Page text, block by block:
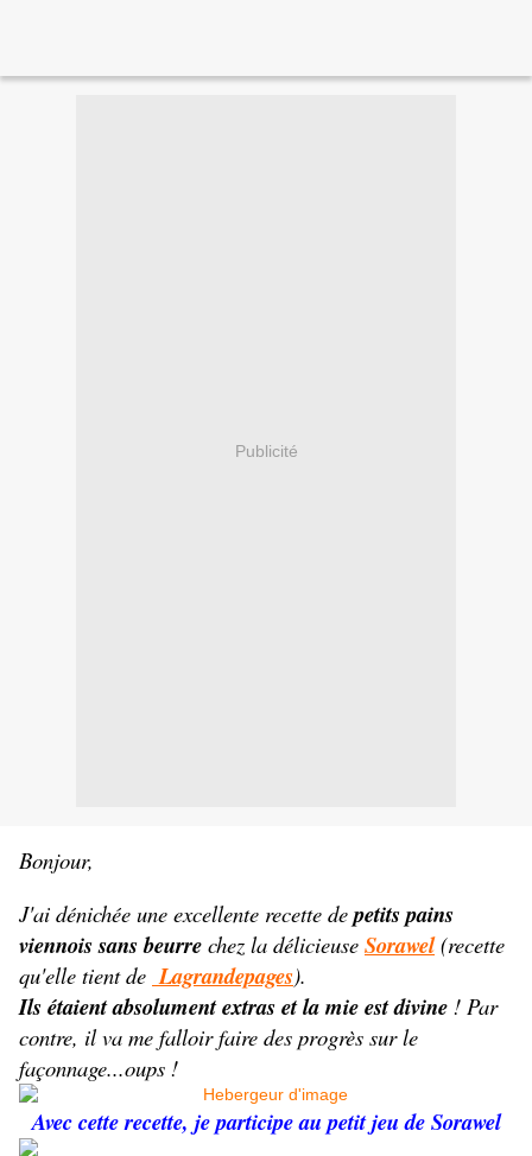
Publicité
Bonjour,
J'ai dénichée une excellente recette depetits pains
viennois sans beurre chez la délicieuse Sorawel(recette
qu'elle tient de Lagrandepages).
Ils étaient absolument extras et la mie est divine ! Par
contre, il va me falloir faire des progrès sur le
façonnage...oups !
Avec cette recette, je participe au petit jeu de Sorawel